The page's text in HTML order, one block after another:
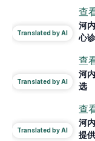
查
河
心
查
河
选
查
河
提